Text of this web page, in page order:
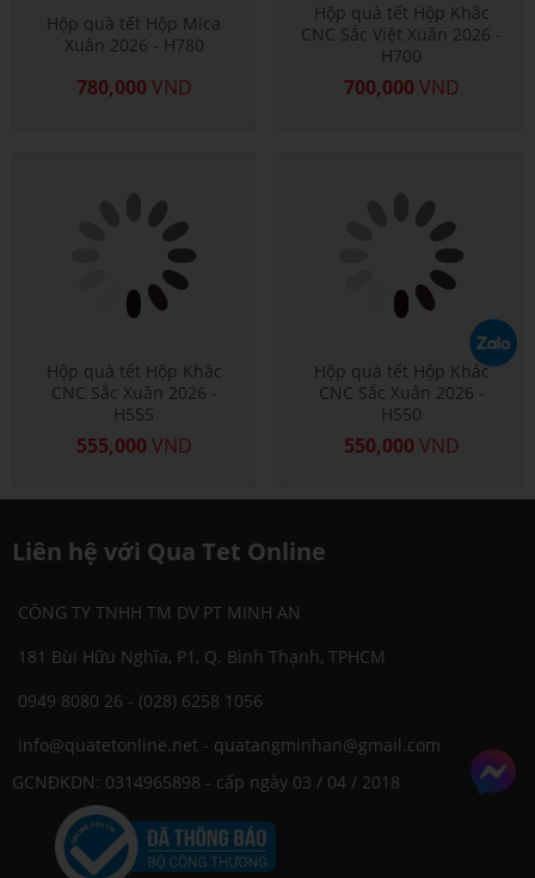
Hộp quà tết Hộp Mica
Xuân 2026 - H780
780,000 VND
Hộp quà tết Hộp Khắc
CNC Sắc Việt Xuân 2026 -
H700
700,000 VND
Hộp quà tết Hộp Khắc
CNC Sắc Xuân 2026 -
H555
555,000 VND
Hộp quà tết Hộp Khắc
CNC Sắc Xuân 2026 -
H550
550,000 VND
Liên hệ với Qua Tet Online
CÔNG TY TNHH TM DV PT MINH AN
181 Bùi Hữu Nghĩa, P1, Q. Bình Thạnh, TPHCM
0949 8080 26 - (028) 6258 1056
info@quatetonline.net - quatangminhan@gmail.com
GCNĐKDN: 0314965898 - cấp ngày 03 / 04 / 2018